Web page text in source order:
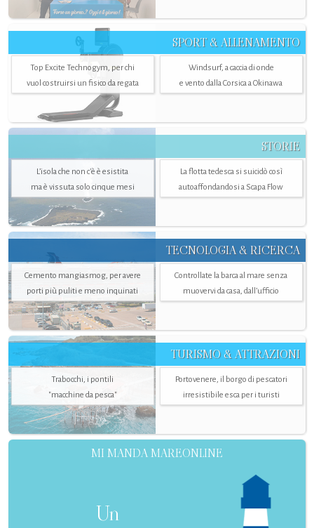
SPORT & ALLENAMENTO
Top Excite Technogym, per chi
vuol costruirsi un fisico da regata
Windsurf, a caccia di onde
e vento dalla Corsica a Okinawa
STORIE
L’isola che non c'è è esistita
ma è vissuta solo cinque mesi
La flotta tedesca si suicidò così
autoaffondandosi a Scapa Flow
TECNOLOGIA & RICERCA
Cemento mangiasmog, per avere
porti più puliti e meno inquinati
Controllate la barca al mare senza
muovervi da casa, dall’ufficio
TURISMO & ATTRAZIONI
Trabocchi, i pontili
"macchine da pesca"
Portovenere, il borgo di pescatori
irresistibile esca per i turisti
MI MANDA MAREONLINE
Un